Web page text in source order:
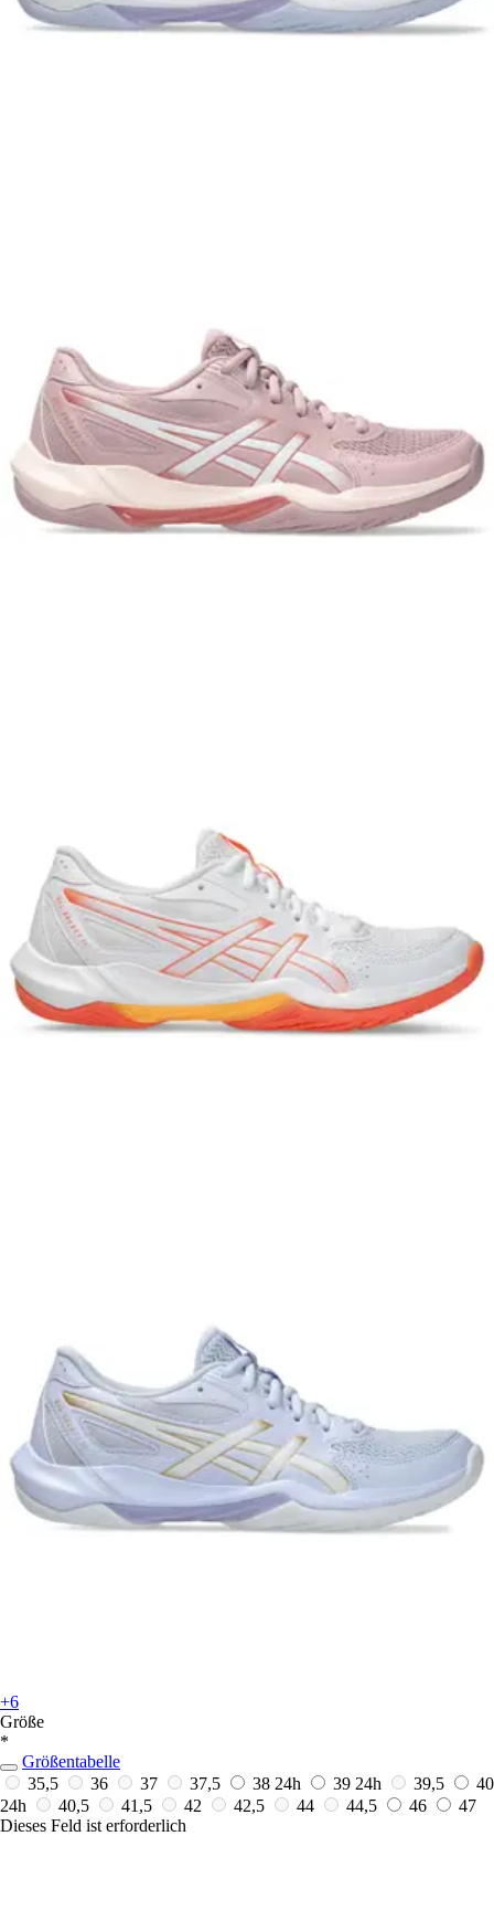
+6
Größe
*
Größentabelle
35,5
36 37 37,5 38 24h 39 24h 39,5
40
24h
40,5 41,5 42 42,5 44 44,5 46
47
Dieses Feld ist erforderlich